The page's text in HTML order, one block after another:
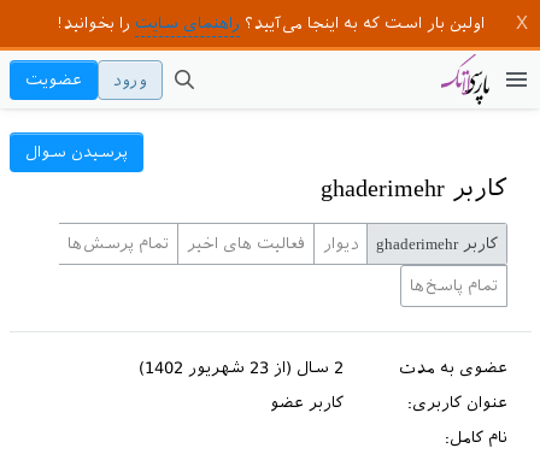
اولین بار است که به اینجا می‌آیید؟ راهنمای سایت را بخوانید!
ورود عضویت
کاربر ghaderimehr
پرسیدن سوال
کاربر ghaderimehr دیوار فعالیت های اخیر تمام پرسش‌ها
تمام پاسخ‌ها
عضوی به مدت
2 سال (از 23 شهریور 1402)
عنوان کاربری:
کاربر عضو
نام کامل: